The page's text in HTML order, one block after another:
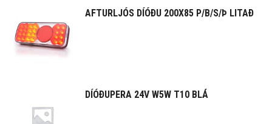
AFTURLJÓS DÍÓÐU 200X85 P/B/S/Þ LITAÐ
DÍÓÐUPERA 24V W5W T10 BLÁ